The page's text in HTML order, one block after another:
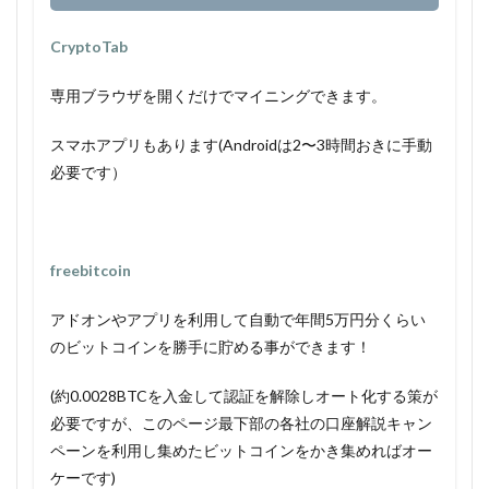
CryptoTab
専用ブラウザを開くだけでマイニングできます。
スマホアプリもあります(Androidは2〜3時間おきに手動
必要です）
freebitcoin
アドオンやアプリを利用して自動で年間5万円分くらい
のビットコインを勝手に貯める事ができます！
(約0.0028BTCを入金して認証を解除しオート化する策が
必要ですが、このページ最下部の各社の口座解説キャン
ペーンを利用し集めたビットコインをかき集めればオー
ケーです)